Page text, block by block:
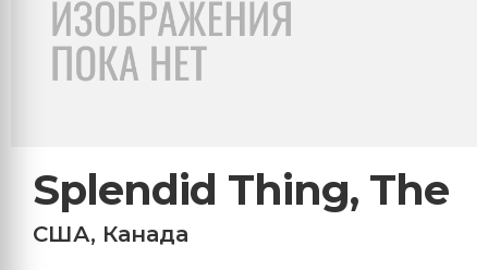
Splendid Thing, The
США, Канада